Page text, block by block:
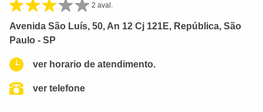
2 aval.
Avenida São Luís, 50, An 12 Cj 121E, República, São
Paulo - SP
ver horario de atendimento.
ver telefone